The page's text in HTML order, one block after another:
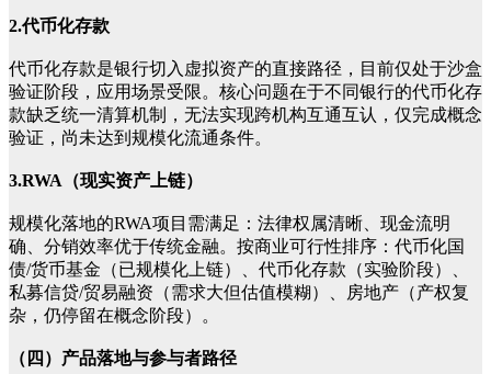
2.代币化存款
代币化存款是银行切入虚拟资产的直接路径，目前仅处于沙盒
验证阶段，应用场景受限。核心问题在于不同银行的代币化存
款缺乏统一清算机制，无法实现跨机构互通互认，仅完成概念
验证，尚未达到规模化流通条件。
3.RWA（现实资产上链）
规模化落地的RWA项目需满足：法律权属清晰、现金流明
确、分销效率优于传统金融。按商业可行性排序：代币化国
债/货币基金（已规模化上链）、代币化存款（实验阶段）、
私募信贷/贸易融资（需求大但估值模糊）、房地产（产权复
杂，仍停留在概念阶段）。
（四）产品落地与参与者路径